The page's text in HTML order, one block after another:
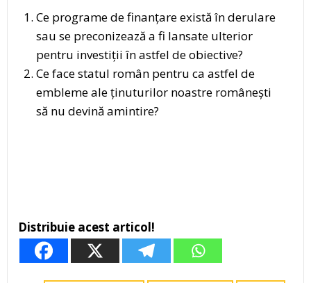
Ce programe de finanțare există în derulare
sau se preconizează a fi lansate ulterior
pentru investiții în astfel de obiective?
Ce face statul român pentru ca astfel de
embleme ale ținuturilor noastre românești
să nu devină amintire?
Distribuie acest articol!